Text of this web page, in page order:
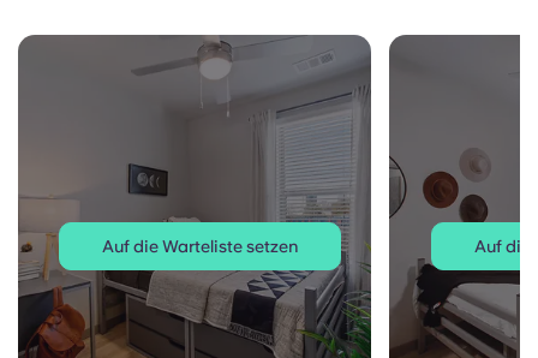
Auf die Warteliste setzen Auf die